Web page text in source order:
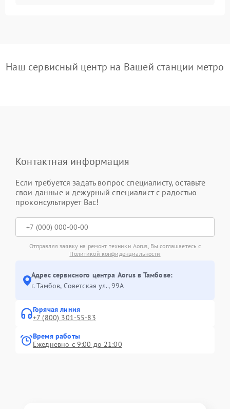
Наш сервисный центр на Вашей станции метро
Контактная информация
Если требуется задать вопрос специалисту, оставьте
свои данные и дежурный специалист с радостью
проконсультирует Вас!
Отправляя заявку на ремонт техники Aorus, Вы соглашаетесь с
Политикой конфиденциальности
Адрес сервисного центра Aorus в Тамбове:
г. Тамбов, Советская ул., 99А
Горячая линия
+7 (800) 301-55-83
Время работы
Ежедневно с 9:00 до 21:00